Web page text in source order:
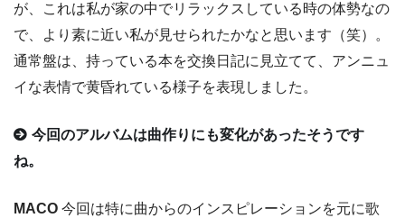
が、これは私が家の中でリラックスしている時の体勢なの
で、より素に近い私が見せられたかなと思います（笑）。
通常盤は、持っている本を交換日記に見立てて、アンニュ
イな表情で黄昏れている様子を表現しました。
今回のアルバムは曲作りにも変化があったそうです
ね。
MACO 今回は特に曲からのインスピレーションを元に歌